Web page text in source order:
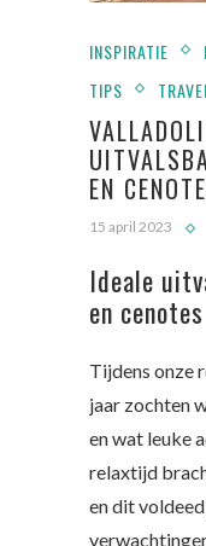
INSPIRATIE
TIPS
EN
15 april 2023
Ideale
en cenotes
Tijdens onze
jaar zochten
en wat leuke
relaxtijd
en dit